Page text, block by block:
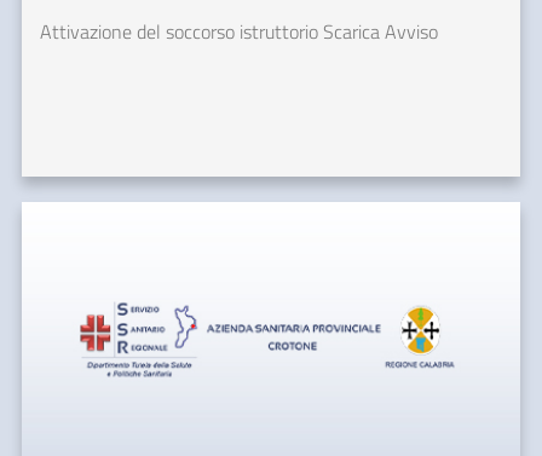
Attivazione del soccorso istruttorio Scarica Avviso